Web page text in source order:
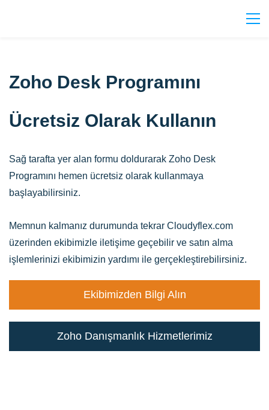
Zoho Desk Programını
Ücretsiz Olarak Kullanın
Sağ tarafta yer alan formu doldurarak Zoho Desk
Programını hemen ücretsiz olarak kullanmaya
başlayabilirsiniz.
Memnun kalmanız durumunda tekrar Cloudyflex.com
üzerinden ekibimizle iletişime geçebilir ve satın alma
işlemlerinizi ekibimizin yardımı ile gerçekleştirebilirsiniz.
Ekibimizden Bilgi Alın
Zoho Danışmanlık Hizmetlerimiz